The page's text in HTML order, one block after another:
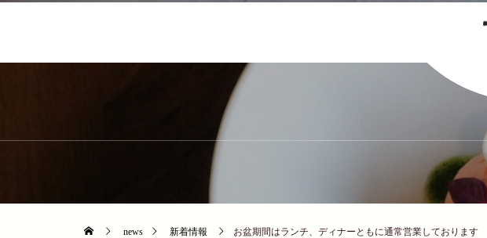
news 新着情報 お盆期間はランチ、ディナーともに通常営業しております